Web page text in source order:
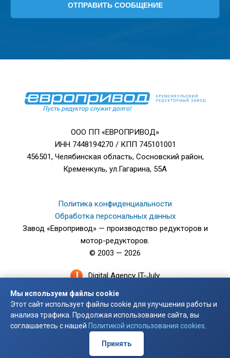
ООО ПП «ЕВРОПРИВОД»
ИНН 7448194270 / КПП 745101001
456501, Челябинская область, Сосновский район,
Кременкуль, ул.Гагарина, 55А
Политика конфиденциальности
Обработка персональных данных
Завод «Европривод» — производство редукторов и
мотор-редукторов.
© 2003 — 2026
Digital Agency IT-July
Мы используем файлы cookie
Этот сайт использует файлы cookie для улучшения работы и
анализа трафика. Продолжая использование сайта, вы
соглашаетесь с нашей Политикой использования cookies
Принять